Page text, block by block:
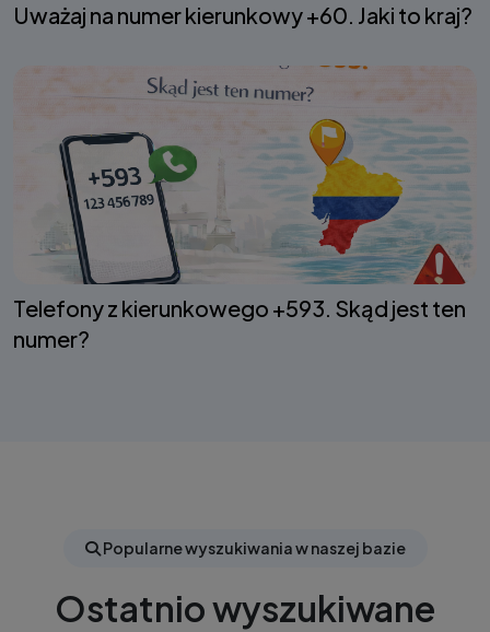
Uważaj na numer kierunkowy +60. Jaki to kraj?
Telefony z kierunkowego +593. Skąd jest ten
numer?
Popularne wyszukiwania w naszej bazie
Ostatnio wyszukiwane